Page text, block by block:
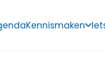
Kennismaken